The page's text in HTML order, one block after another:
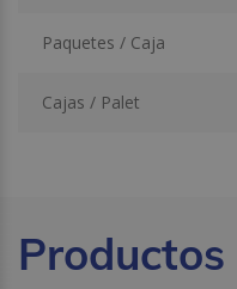
Paquetes / Caja
Cajas / Palet